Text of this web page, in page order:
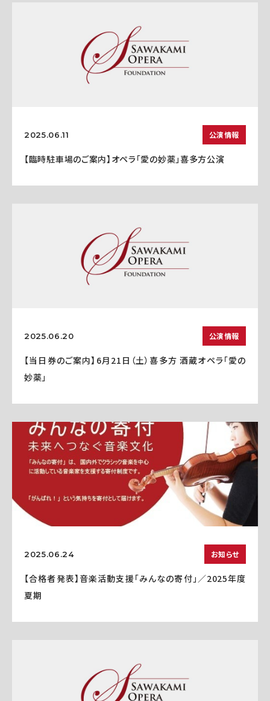
2025.06.11 公演情報
【臨時駐車場のご案内】オペラ「愛の妙薬」喜多方公演
2025.06.20 公演情報
【当日券のご案内】6月21日（土）喜多方 酒蔵オペラ「愛の
妙薬」
2025.06.24 お知らせ
【合格者発表】音楽活動支援「みんなの寄付」／2025年度
夏期